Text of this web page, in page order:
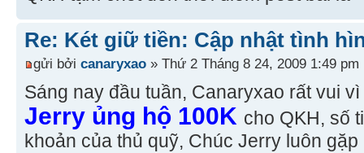
Re: Két giữ tiền: Cập nhật tình
gửi bởi canaryxao » Thứ 2 Tháng 8 24, 2009 1:49 pm
Sáng nay đầu tuần, Canaryxao rất vui
Jerry ủng hộ 100K cho QKH, số
khoản của thủ quỹ, Chúc Jerry luôn